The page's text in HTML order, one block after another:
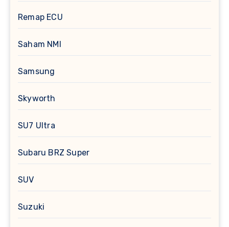
Remap ECU
Saham NMI
Samsung
Skyworth
SU7 Ultra
Subaru BRZ Super
SUV
Suzuki